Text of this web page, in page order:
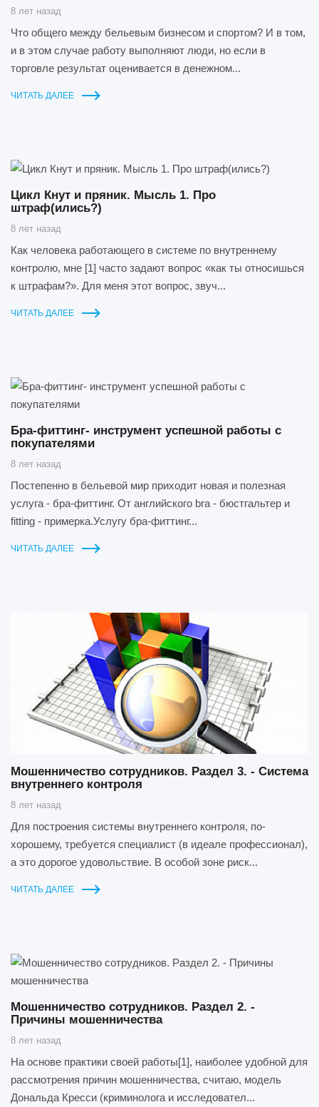
8 лет назад
Что общего между бельевым бизнесом и спортом? И в том,
и в этом случае работу выполняют люди, но если в
торговле результат оценивается в денежном...
ЧИТАТЬ ДАЛЕЕ
Цикл Кнут и пряник. Мысль 1. Про
штраф(ились?)
8 лет назад
Как человека работающего в системе по внутреннему
контролю, мне [1] часто задают вопрос «как ты относишься
к штрафам?». Для меня этот вопрос, звуч...
ЧИТАТЬ ДАЛЕЕ
Бра-фиттинг- инструмент успешной работы с
покупателями
8 лет назад
Постепенно в бельевой мир приходит новая и полезная
услуга - бра-фиттинг. От английского bra - бюстгальтер и
fitting - примерка.Услугу бра-фиттинг...
ЧИТАТЬ ДАЛЕЕ
Мошенничество сотрудников. Раздел 3. - Система
внутреннего контроля
8 лет назад
Для построения системы внутреннего контроля, по-
хорошему, требуется специалист (в идеале профессионал),
а это дорогое удовольствие. В особой зоне риск...
ЧИТАТЬ ДАЛЕЕ
Мошенничество сотрудников. Раздел 2. -
Причины мошенничества
8 лет назад
На основе практики своей работы[1], наиболее удобной для
рассмотрения причин мошенничества, считаю, модель
Дональда Кресси (криминолога и исследовател...